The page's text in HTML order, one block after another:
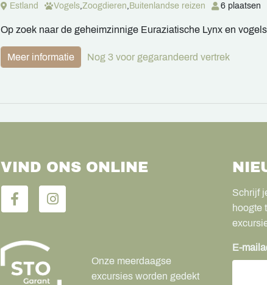
Estland
Vogels Zoogdieren Buitenlandse reizen 6 plaatsen
Op zoek naar de geheimzinnige Euraziatische Lynx en
Meer informatie Nog 3 voor gegarandeerd vertrek
VIND ONS ONLINE
Onze meerdaagse
excursies worden gedekt
Schrijf
hoogte
E-